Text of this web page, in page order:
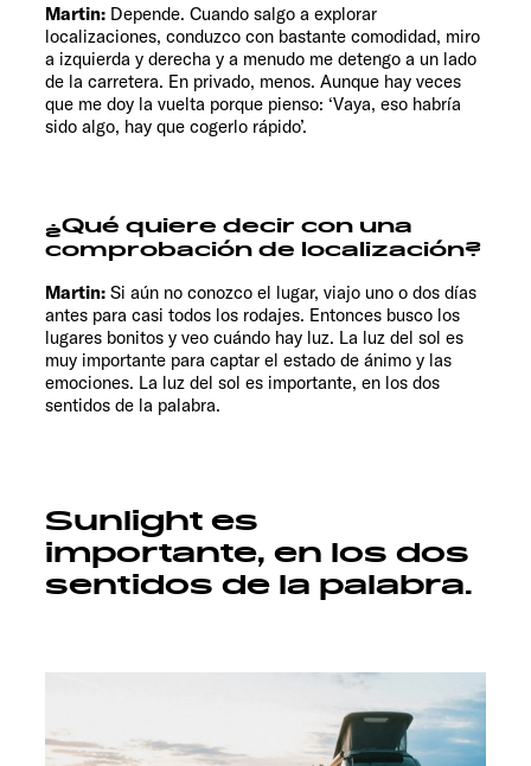
Martin: Depende. Cuando salgo a explorar
localizaciones, conduzco con bastante comodidad, miro
a izquierda y derecha y a menudo me detengo a un lado
de la carretera. En privado, menos. Aunque hay veces
que me doy la vuelta porque pienso: ‘Vaya, eso habría
sido algo, hay que cogerlo rápido’.
¿Qué quiere decir con una
comprobación de localización?
Martin: Si aún no conozco el lugar, viajo uno o dos días
antes para casi todos los rodajes. Entonces busco los
lugares bonitos y veo cuándo hay luz. La luz del sol es
muy importante para captar el estado de ánimo y las
emociones. La luz del sol es importante, en los dos
sentidos de la palabra.
Sunlight es
importante, en los dos
sentidos de la palabra.